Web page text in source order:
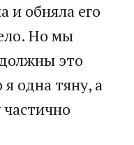
и обняла его
Но мы
это
одна тяну, а